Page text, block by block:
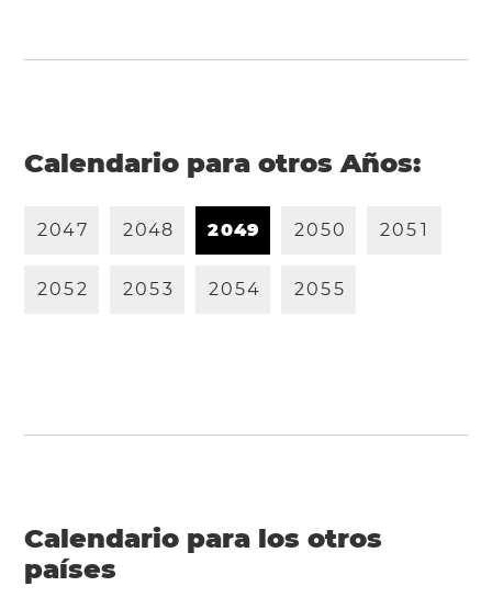
Calendario para otros Años:
2047 2048 2049 2050 205 1
2052 2053 2054 2055
Calendario para los otros
países